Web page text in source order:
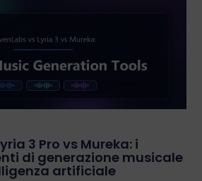
3 Pro vs Mureka: i
di generazione musicale
artificiale